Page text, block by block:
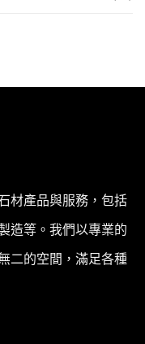
材產品與服務，包括
造等。我們以專業的
二的空間，滿足各種